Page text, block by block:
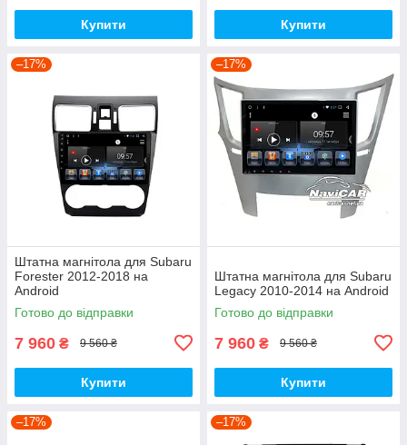
Купити Купити
–17%
Штатна магнітола для Subaru
Forester 2012-2018 на
Android
Готово до відправки
7 960 ₴ 9 560 ₴
Купити
–17%
Штатна магнітола для Subaru
Legacy 2010-2014 на Android
Готово до відправки
7 960 ₴ 9 560 ₴
Купити
–17% –17%